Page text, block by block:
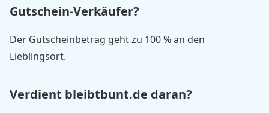
Gutschein-Verkäufer?
Der Gutscheinbetrag geht zu 100 % an den
Lieblingsort.
Verdient bleibtbunt.de daran?